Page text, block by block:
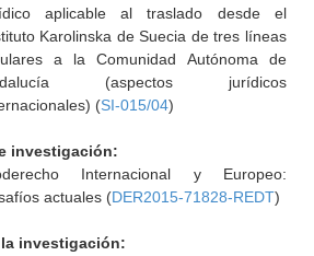
aplicable al traslado desde el
Karolinska de Suecia de tres líneas
a la Comunidad Autónoma de
(aspectos jurídicos
(SI-015/04)
investigación:
Internacional y Europeo:
actuales (DER2015-71828-REDT)
investigación: